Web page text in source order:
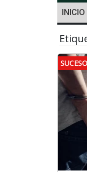
INICIO